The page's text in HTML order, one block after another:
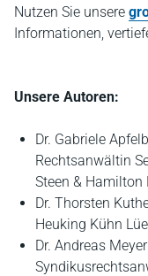
Nutzen Sie unsere
Informationen,
Unsere Autoren:
Dr. Gabriele
Rechtsanwältin
Steen & Hamilton
Dr. Thorsten
Heuking Kühn
Dr. Andreas